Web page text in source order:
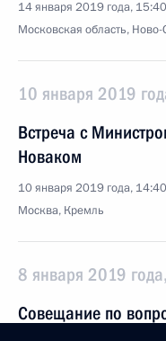
14 января 2019 года, 15:40
Московская область, Ново-
10 января 2019
Встреча с
Новаком
10 января 2019 года, 14:40
Москва, Кремль
8 января 2019
Совещание по